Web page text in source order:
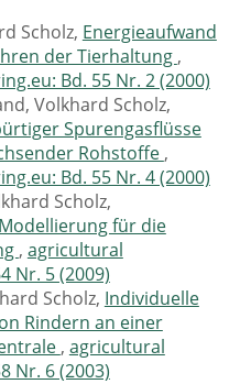
Scholz, Energieaufwand
der Tierhaltung ,
Bd. 55 Nr. 2 (2000)
Volkhard Scholz,
Spurengasflüsse
Rohstoffe ,
Bd. 55 Nr. 4 (2000)
Scholz,
für die
, agricultural
Nr. 5 (2009)
Scholz, Individuelle
Rindern an einer
, agricultural
Nr. 6 (2003)